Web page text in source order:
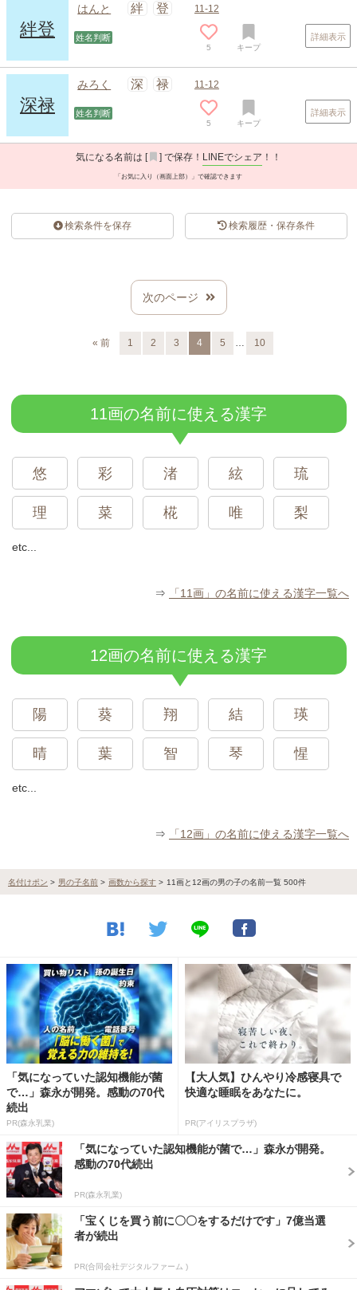
絆登
はんと 絆 登 11-12
姓名判断
5 キープ
詳細表示
深禄
みろく 深 禄 11-12
姓名判断
5 キープ
詳細表示
気になる名前は [ ] で保存！ LINEでシェア ！！
「お気に入り（画面上部）」で確認できます
検索条件を保存 検索履歴・保存条件
次のページ
« 前 1 2 3 4 5 … 10
11画の名前に使える漢字
悠 彩 渚 絃 琉
理 菜 椛 唯 梨
etc...
⇒ 「11画」の名前に使える漢字一覧へ
12画の名前に使える漢字
陽 葵 翔 結 瑛
晴 葉 智 琴 惺
etc...
⇒ 「12画」の名前に使える漢字一覧へ
名付けポン > 男の子名前 > 画数から探す > 11画と12画の男の子の名前一覧 500件
「気になっていた認知機能が菌
で…」森永が開発。感動の70代
続出
PR(森永乳業)
【大人気】ひんやり冷感寝具で
快適な睡眠をあなたに。
PR(アイリスプラザ)
「気になっていた認知機能が菌で…」森永が開発。
感動の70代続出
PR(森永乳業)
「宝くじを買う前に〇〇をするだけです」7億当選
者が続出
PR(合同会社デジタルファーム )